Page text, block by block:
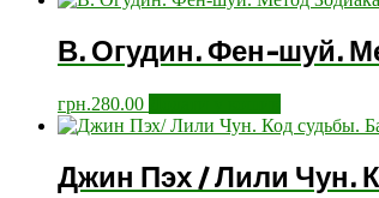
В. Огудин. Фен-шуй.
грн.280.00
Джин Пэх / Лили Чун.